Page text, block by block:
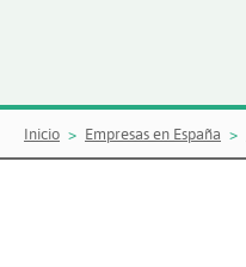
Inicio Empresas en España